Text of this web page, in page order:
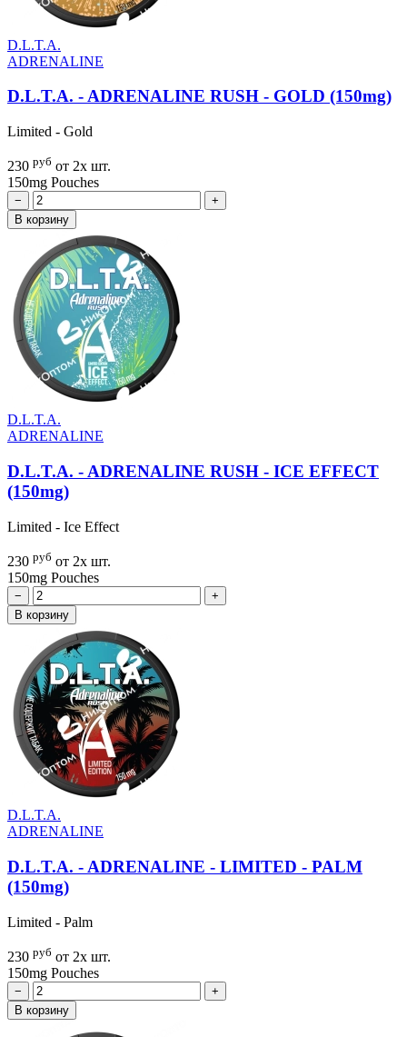
D.L.T.A.
ADRENALINE
D.L.T.A. - ADRENALINE RUSH - GOLD (150mg)
Limited - Gold
230 руб от 2х шт.
150mg Pouches
−
+
В корзину
D.L.T.A.
ADRENALINE
D.L.T.A. - ADRENALINE RUSH - ICE EFFECT
(150mg)
Limited - Ice Effect
230 руб от 2х шт.
150mg Pouches
−
+
В корзину
D.L.T.A.
ADRENALINE
D.L.T.A. - ADRENALINE - LIMITED - PALM
(150mg)
Limited - Palm
230 руб от 2х шт.
150mg Pouches
−
+
В корзину